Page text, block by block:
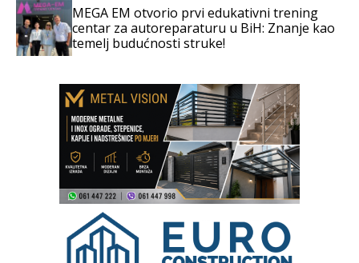
MEGA EM otvorio prvi edukativni trening
centar za autoreparaturu u BiH: Znanje kao
temelj budućnosti struke!